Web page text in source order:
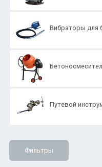
Вибраторы для
Путевой
Фильтры